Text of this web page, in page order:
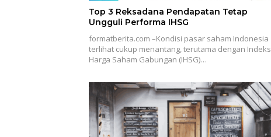
Top 3 Reksadana Pendapatan Tetap
Ungguli Performa IHSG
formatberita.com –Kondisi pasar saham Indonesia
terlihat cukup menantang, terutama dengan Indeks
Harga Saham Gabungan (IHSG)…